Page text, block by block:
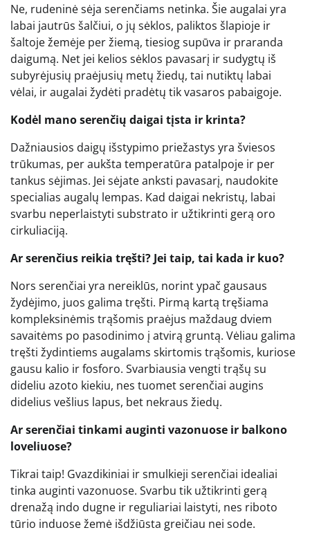
Ne, rudeninė sėja serenčiams netinka. Šie augalai yra
labai jautrūs šalčiui, o jų sėklos, paliktos šlapioje ir
šaltoje žemėje per žiemą, tiesiog supūva ir praranda
daigumą. Net jei kelios sėklos pavasarį ir sudygtų iš
subyrėjusių praėjusių metų žiedų, tai nutiktų labai
vėlai, ir augalai žydėti pradėtų tik vasaros pabaigoje.
Kodėl mano serenčių daigai tįsta ir krinta?
Dažniausios daigų išstypimo priežastys yra šviesos
trūkumas, per aukšta temperatūra patalpoje ir per
tankus sėjimas. Jei sėjate anksti pavasarį, naudokite
specialias augalų lempas. Kad daigai nekristų, labai
svarbu neperlaistyti substrato ir užtikrinti gerą oro
cirkuliaciją.
Ar serenčius reikia tręšti? Jei taip, tai kada ir kuo?
Nors serenčiai yra nereiklūs, norint ypač gausaus
žydėjimo, juos galima tręšti. Pirmą kartą tręšiama
kompleksinėmis trąšomis praėjus maždaug dviem
savaitėms po pasodinimo į atvirą gruntą. Vėliau galima
tręšti žydintiems augalams skirtomis trąšomis, kuriose
gausu kalio ir fosforo. Svarbiausia vengti trąšų su
dideliu azoto kiekiu, nes tuomet serenčiai augins
didelius vešlius lapus, bet nekraus žiedų.
Ar serenčiai tinkami auginti vazonuose ir balkono
loveliuose?
Tikrai taip! Gvazdikiniai ir smulkieji serenčiai idealiai
tinka auginti vazonuose. Svarbu tik užtikrinti gerą
drenažą indo dugne ir reguliariai laistyti, nes riboto
tūrio induose žemė išdžiūsta greičiau nei sode.